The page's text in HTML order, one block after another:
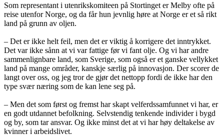
Som representant i utenrikskomiteen på Stortinget er Melby ofte på
reise utenfor Norge, og da får hun jevnlig høre at Norge er et så rikt
land på grunn av oljen.
– Det er ikke helt feil, men det er viktig å korrigere det inntrykket.
Det var ikke sånn at vi var fattige før vi fant olje. Og vi har andre
sammenlignbare land, som Sverige, som også er et ganske vellykket
land på mange områder, kanskje særlig på innovasjon. Der scorer de
langt over oss, og jeg tror de gjør det nettopp fordi de ikke har den
type svær næring som de kan lene seg på.
– Men det som først og fremst har skapt velferdssamfunnet vi har, er
en godt utdannet befolkning. Selvstendig tenkende individer i bygd
og by, som tar ansvar. Og ikke minst det at vi har høy deltakelse av
kvinner i arbeidslivet.